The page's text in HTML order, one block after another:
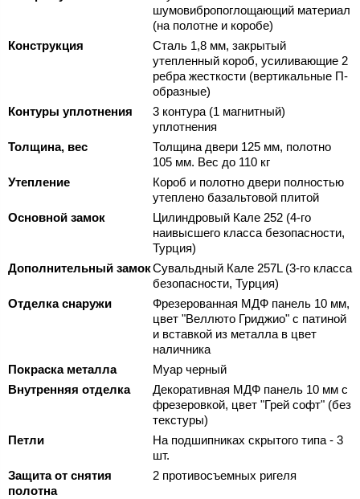
шумовибропоглощающий материал
(на полотне и коробе)
Конструкция
Сталь 1,8 мм, закрытый
утепленный короб, усиливающие 2
ребра жесткости (вертикальные П-
образные)
Контуры уплотнения
3 контура (1 магнитный)
уплотнения
Толщина, вес
Толщина двери 125 мм, полотно
105 мм. Вес до 110 кг
Утепление
Короб и полотно двери полностью
утеплено базальтовой плитой
Основной замок
Цилиндровый Кале 252 (4-го
наивысшего класса безопасности,
Турция)
Дополнительный замокСувальдный Кале 257L (3-го класса
безопасности, Турция)
Отделка снаружи
Фрезерованная МДФ панель 10 мм,
цвет "Веллюто Гриджио" с патиной
и вставкой из металла в цвет
наличника
Покраска металла
Муар черный
Внутренняя отделка
Декоративная МДФ панель 10 мм с
фрезеровкой, цвет "Грей софт" (без
текстуры)
Петли
На подшипниках скрытого типа - 3
шт.
Защита от снятия
полотна
2 противосъемных ригеля